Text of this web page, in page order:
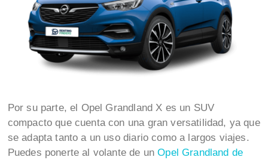
Por su parte, el Opel Grandland X es un SUV
compacto que cuenta con una gran versatilidad, ya que
se adapta tanto a un uso diario como a largos viajes.
Puedes ponerte al volante de unOpel Grandland de